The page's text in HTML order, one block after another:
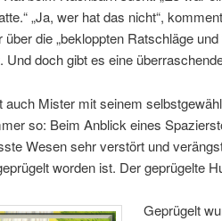
„Ja, wer hat das nicht“,
die „bekloppten Ratschläge
Und doch gibt es eine
auch Mister mit seinem
so: Beim Anblick eines
Wesen sehr verstört und
worden ist. Der geprügelte
Geprügelt